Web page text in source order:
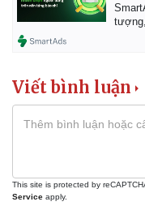
Khởi nghiệp
Viết bình luận
This site is protected by
Service apply.